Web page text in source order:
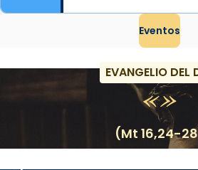
Eventos
EVANGELIO DEL
(Mt 16,24-